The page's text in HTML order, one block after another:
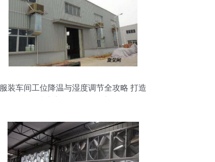
服装车间工位降温与湿度调节全攻略 打造